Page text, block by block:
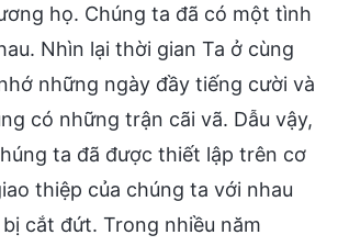
họ. Chúng ta đã có một tình
Nhìn lại thời gian Ta ở cùng
những ngày đầy tiếng cười và
có những trận cãi vã. Dẫu vậy,
ta đã được thiết lập trên cơ
thiệp của chúng ta với nhau
cắt đứt. Trong nhiều năm